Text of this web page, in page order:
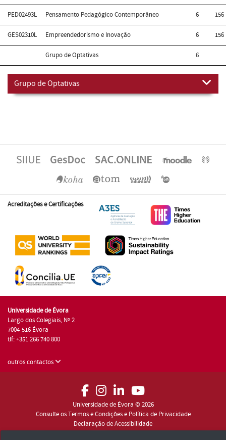
PED02493L Pensamento Pedagógico Contemporâneo 6 156
GES02310L Empreendedorismo e Inovação 6 156
Grupo de Optativas 6
Grupo de Optativas
Acreditações e Certificações
Universidade de Évora
Largo dos Colegiais, Nº 2
7004-516 Évora
tlf: +351 266 740 800
outros contactos
Universidade de Évora © 2026
Consulte os Termos e Condições e Política de Privacidade
Declaração de Acessibilidade